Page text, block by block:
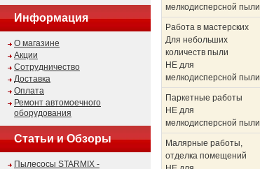
Информация
О магазине
Акции
Сотрудничество
Доставка
Оплата
Ремонт автомоечного
оборудования
Статьи и Обзоры
Пылесосы STARMIX -
мелкодисперсной пыли
Работа в мастерских
Для небольших
количеств пыли
НЕ для
мелкодисперсной пыли
Паркетные работы
НЕ для
мелкодисперсной пыли
Малярные работы,
отделка помещений